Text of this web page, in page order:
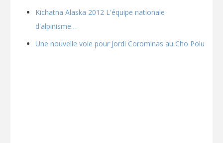
Kichatna Alaska 2012 L'équipe nationale
d'alpinisme…
Une nouvelle voie pour Jordi Corominas au Cho Polu